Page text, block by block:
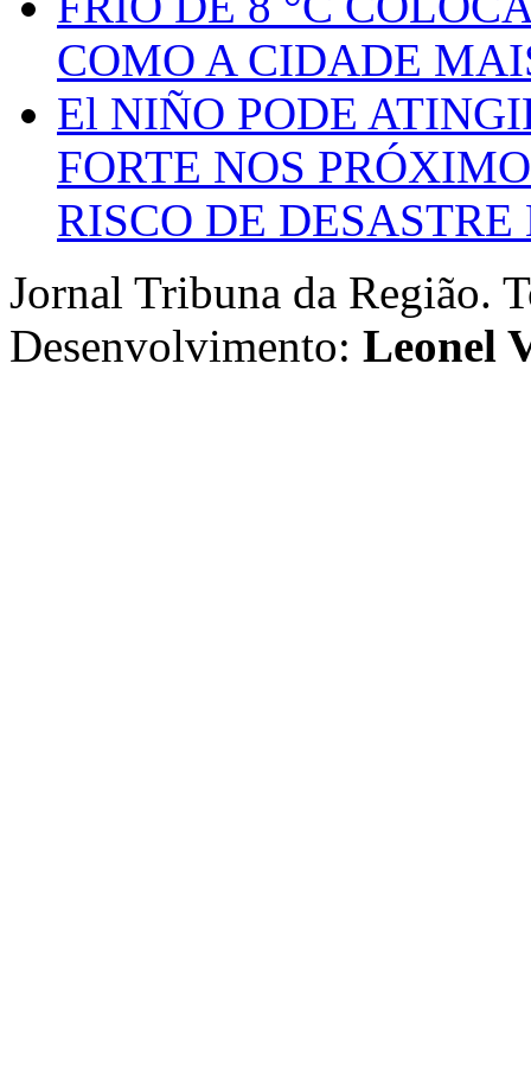
COMO A CIDADE
El NIÑO PODE
FORTE NOS
RISCO DE
Jornal Tribuna da Região.
Desenvolvimento: Leonel